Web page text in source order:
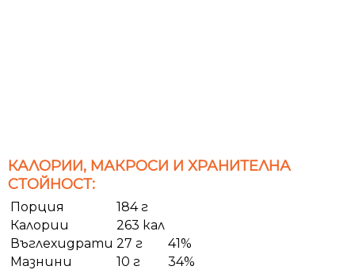
КАЛОРИИ, МАКРОСИ И ХРАНИТЕЛНА
СТОЙНОСТ:
Порция
184 г
Калории
263 кал
Въглехидрати 27 г
41%
Мазнини
10 г
34%